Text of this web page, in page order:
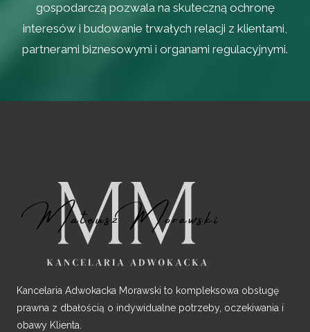
gospodarczą pozwala na skuteczną ochronę
interesów i budowanie trwałych relacji z klientami,
partnerami biznesowymi i organami regulacyjnymi.
Kancelaria Adwokacka Morawski to kompleksowa obsługę
prawna z dbałością o indywidualne potrzeby, oczekiwania i
obawy Klienta.